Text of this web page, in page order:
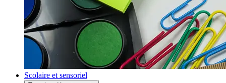
Scolaire et sensoriel